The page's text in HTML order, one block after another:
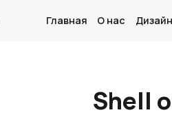
Главная О нас
Shell